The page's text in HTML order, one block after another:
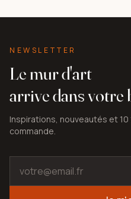
NEWSLETTER
Le mur d'art
arrive dans votre
Inspirations, nouveautés et
commande.